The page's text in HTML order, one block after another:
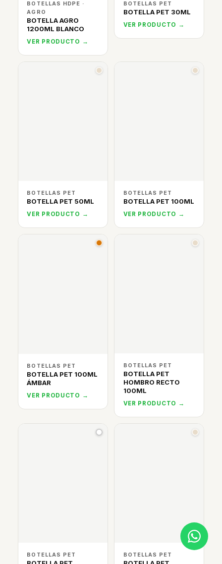
BOTELLAS HDPE ·
AGRO
BOTELLA AGRO
1200ML BLANCO
VER PRODUCTO →
BOTELLAS PET
BOTELLA PET 30ML
VER PRODUCTO →
BOTELLAS PET
BOTELLA PET 50ML
VER PRODUCTO →
BOTELLAS PET
BOTELLA PET 100ML
VER PRODUCTO →
BOTELLAS PET
BOTELLA PET 100ML
ÁMBAR
VER PRODUCTO →
BOTELLAS PET
BOTELLA PET
HOMBRO RECTO
100ML
VER PRODUCTO →
BOTELLAS PET BOTELLAS PET